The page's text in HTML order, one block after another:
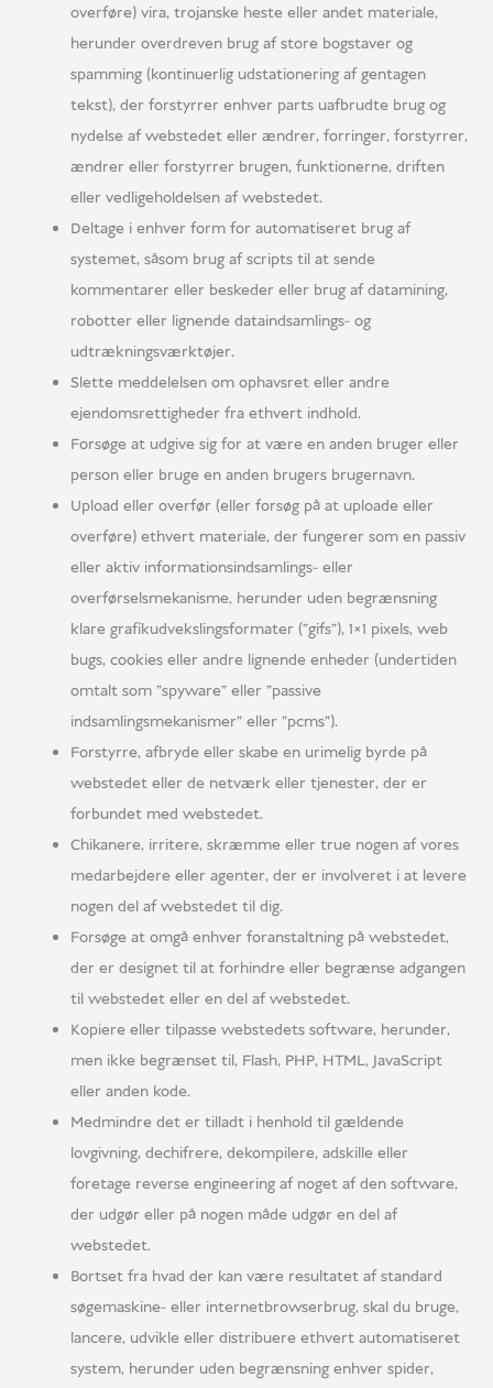
overføre) vira, trojanske heste eller andet materiale,
herunder overdreven brug af store bogstaver og
spamming (kontinuerlig udstationering af gentagen
tekst), der forstyrrer enhver parts uafbrudte brug og
nydelse af webstedet eller ændrer, forringer, forstyrrer,
ændrer eller forstyrrer brugen, funktionerne, driften
eller vedligeholdelsen af webstedet.
Deltage i enhver form for automatiseret brug af
systemet, såsom brug af scripts til at sende
kommentarer eller beskeder eller brug af datamining,
robotter eller lignende dataindsamlings- og
udtrækningsværktøjer.
Slette meddelelsen om ophavsret eller andre
ejendomsrettigheder fra ethvert indhold.
Forsøge at udgive sig for at være en anden bruger eller
person eller bruge en anden brugers brugernavn.
Upload eller overfør (eller forsøg på at uploade eller
overføre) ethvert materiale, der fungerer som en passiv
eller aktiv informationsindsamlings- eller
overførselsmekanisme, herunder uden begrænsning
klare grafikudvekslingsformater ("gifs"), 1×1 pixels, web
bugs, cookies eller andre lignende enheder (undertiden
omtalt som "spyware" eller "passive
indsamlingsmekanismer" eller "pcms").
Forstyrre, afbryde eller skabe en urimelig byrde på
webstedet eller de netværk eller tjenester, der er
forbundet med webstedet.
Chikanere, irritere, skræmme eller true nogen af vores
medarbejdere eller agenter, der er involveret i at levere
nogen del af webstedet til dig.
Forsøge at omgå enhver foranstaltning på webstedet,
der er designet til at forhindre eller begrænse adgangen
til webstedet eller en del af webstedet.
Kopiere eller tilpasse webstedets software, herunder,
men ikke begrænset til, Flash, PHP, HTML, JavaScript
eller anden kode.
Medmindre det er tilladt i henhold til gældende
lovgivning, dechifrere, dekompilere, adskille eller
foretage reverse engineering af noget af den software,
der udgør eller på nogen måde udgør en del af
webstedet.
Bortset fra hvad der kan være resultatet af standard
søgemaskine- eller internetbrowserbrug, skal du bruge,
lancere, udvikle eller distribuere ethvert automatiseret
system, herunder uden begrænsning enhver spider,